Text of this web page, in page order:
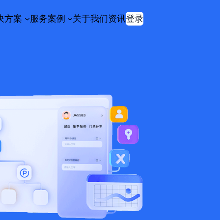
方案 服务案例 关于我们资讯登录